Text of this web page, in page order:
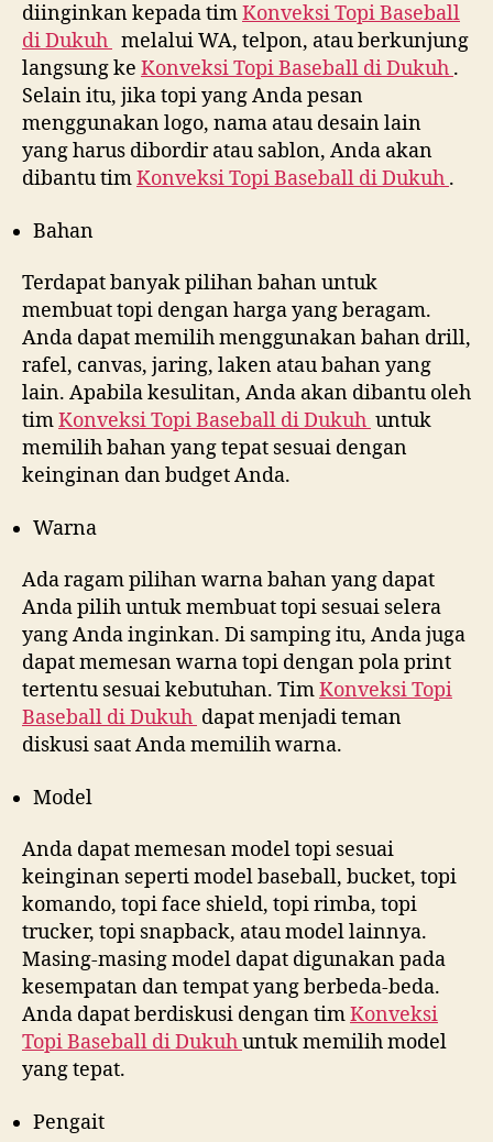
diinginkan kepada timKonveksi Topi Baseball
diDukuh melalui WA, telpon, atau berkunjung
langsung ke Konveksi Topi Baseball diDukuh .
Selain itu, jika topi yang Anda pesan
menggunakan logo, nama atau desain lain
yang harus dibordir atau sablon, Anda akan
dibantu timKonveksi Topi Baseball diDukuh .
Bahan
Terdapat banyak pilihan bahan untuk
membuat topi dengan harga yang beragam.
Anda dapat memilih menggunakan bahan drill,
rafel, canvas, jaring, laken atau bahan yang
lain. Apabila kesulitan, Anda akan dibantu oleh
timKonveksi Topi Baseball diDukuh untuk
memilih bahan yang tepat sesuai dengan
keinginan dan budget Anda.
Warna
Ada ragam pilihan warna bahan yang dapat
Anda pilih untuk membuat topi sesuai selera
yang Anda inginkan. Di samping itu, Anda juga
dapat memesan warna topi dengan pola print
tertentu sesuai kebutuhan. TimKonveksi Topi
Baseball diDukuh dapat menjadi teman
diskusi saat Anda memilih warna.
Model
Anda dapat memesan model topi sesuai
keinginan seperti model baseball, bucket, topi
komando, topi face shield, topi rimba, topi
trucker, topi snapback, atau model lainnya.
Masing-masing model dapat digunakan pada
kesempatan dan tempat yang berbeda-beda.
Anda dapat berdiskusi dengan timKonveksi
Topi Baseball diDukuhuntuk memilih model
yang tepat.
Pengait